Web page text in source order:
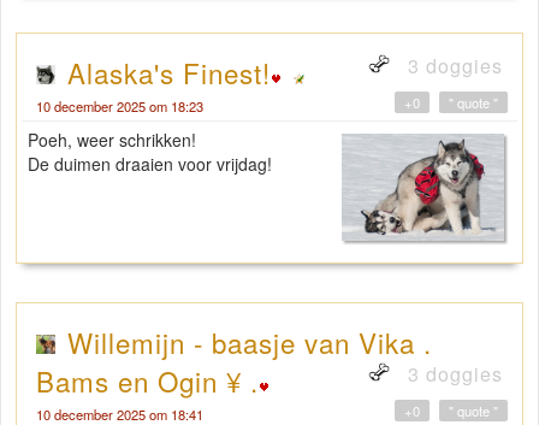
Alaska's Finest! 3 doggies
10 december 2025 om 18:23 " quote "
+0
Poeh, weer schrikken!
De duimen draaien voor vrijdag!
Willemijn - baasje van Vika .
Bams en Ogin ¥ .
3 doggies
10 december 2025 om 18:41 " quote "
+0